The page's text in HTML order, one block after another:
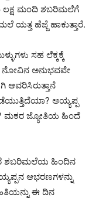
ಲಕ್ಷ ಮಂದಿ ಶಬರಿಮಲೆಗೆ
ಯತ್ತ ಹೆಜ್ಜೆ ಹಾಕುತ್ತಾರೆ.
ಸಹ ಲೆಕ್ಕಕ್ಕೆ
ನೋವಿನ ಅನುಭವವೇ
ಆವರಿಸಿರುತ್ತಾನೆ
ಅಯ್ಯಪ್ಪ
ಮಕರ ಜ್ಯೋತಿಯ ಹಿಂದೆ
ಶಬರಿಮಲೆಯ ಹಿಂದಿನ
ಆಭರಣಗಳನ್ನು
ಈ ದಿನ